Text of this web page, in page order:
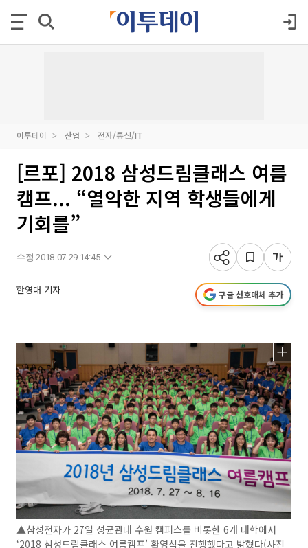
이투데이 산업 전자/통신/IT
[르포] 2018 삼성드림클래스 여름
캠프... “열악한 지역 학생들에게
기회를”
수정 2018-07-29 14:45
한영대 기자 구글 선호매체 추가
▲삼성전자가 27일 성균관대 수원 캠퍼스를 비롯한 6개 대학에서
‘2018 삼성드림클래스 여름캠프’ 환영식을 진행했다고 밝혔다(사진